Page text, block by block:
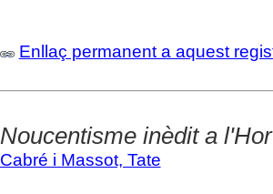
Enllaç permanent a aquest
Noucentisme inèdit a
Cabré i Massot, Tate